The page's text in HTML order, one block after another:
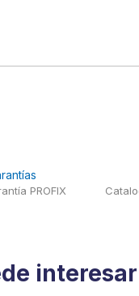
PROFIX
interesar